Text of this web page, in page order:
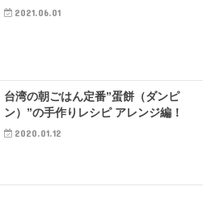
2021.06.01
台湾の朝ごはん定番”蛋餅（ダンピ
ン）”の手作りレシピ アレンジ編！
2020.01.12